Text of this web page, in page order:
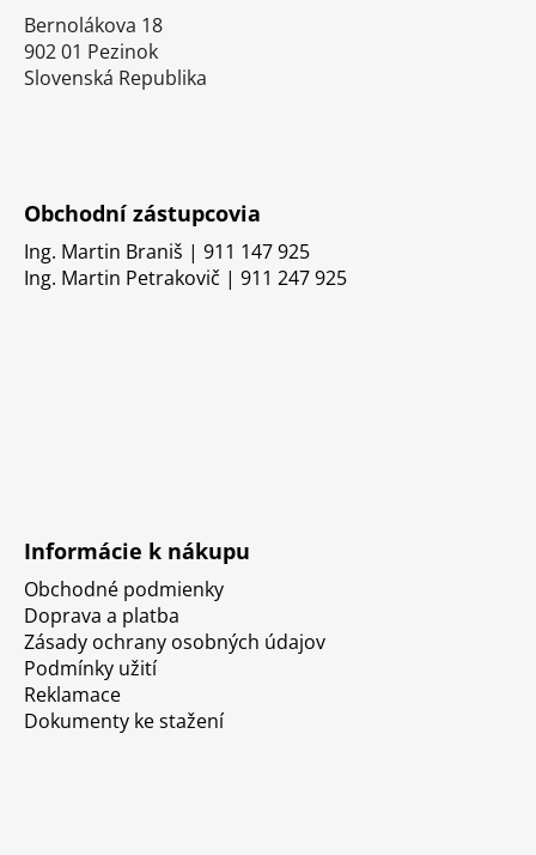
Bernolákova 18
902 01 Pezinok
Slovenská Republika
Obchodní zástupcovia
Ing. Martin Braniš | 911 147 925
Ing. Martin Petrakovič | 911 247 925
Informácie k nákupu
Obchodné podmienky
Doprava a platba
Zásady ochrany osobných údajov
Podmínky užití
Reklamace
Dokumenty ke stažení